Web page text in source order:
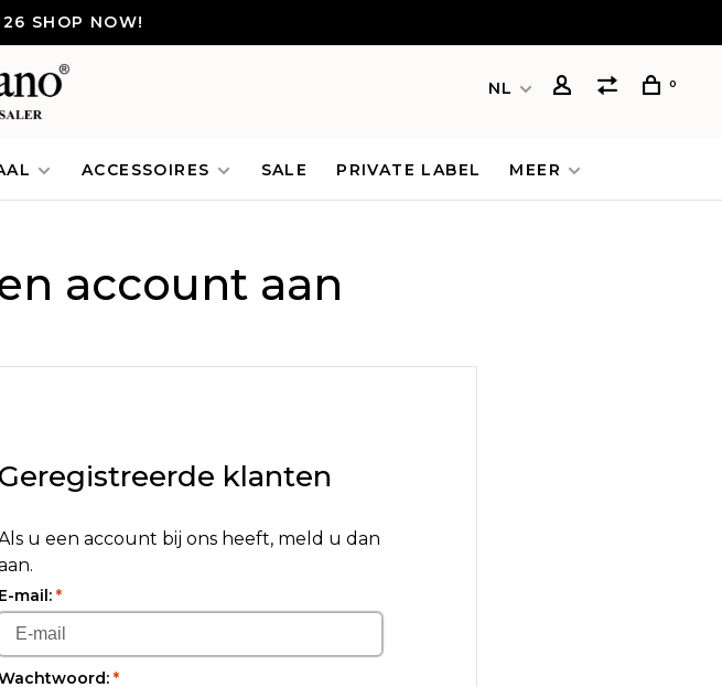
SHOP NOW!
NL 0
ACCESSOIRES SALE PRIVATE LABEL MEER
account aan
Geregistreerde klanten
u een account bij ons heeft, meld u dan
E-mail: *
*